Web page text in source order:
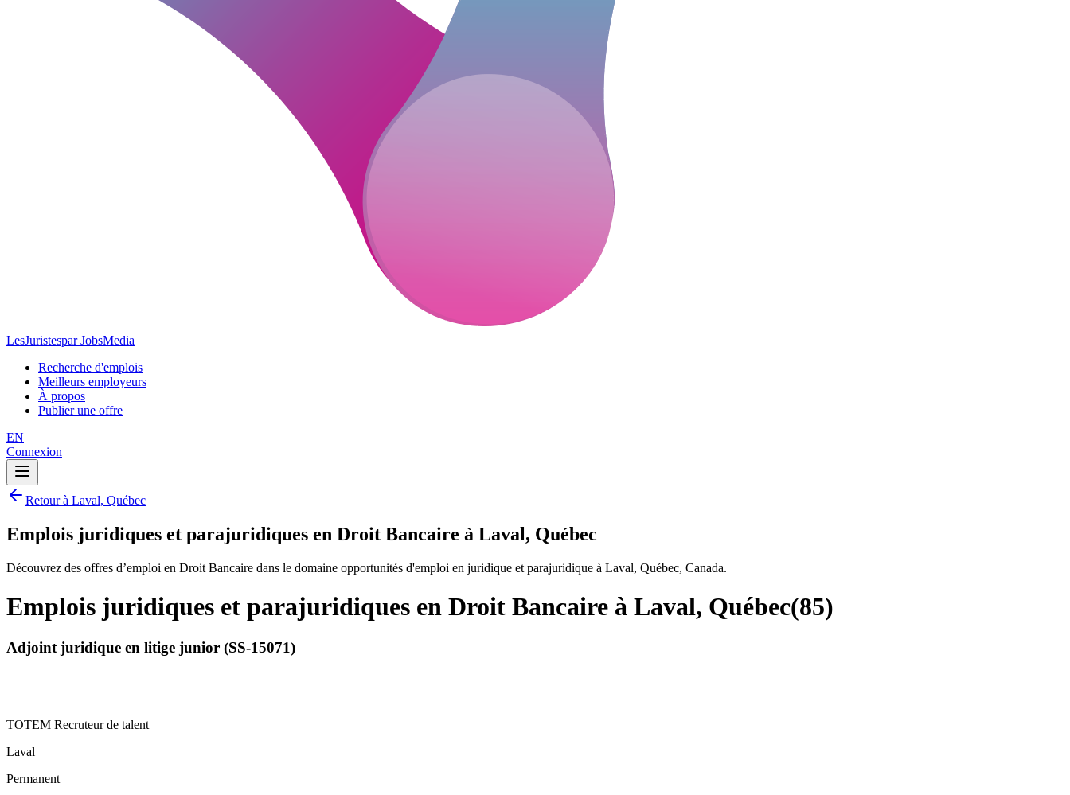
LesJuristespar JobsMedia
Recherche d'emplois
Meilleurs employeurs
À propos
Publier une offre
EN
Connexion
Retour à Laval, Québec
Emplois juridiques et parajuridiques en Droit Bancaire à Laval, Québec
Découvrez des offres d’emploi en Droit Bancaire dans le domaine opportunités d'emploi en juridique et parajuridique à Laval, Québec, Canada.
Emplois juridiques et parajuridiques en Droit Bancaire à Laval, Québec(85)
Adjoint juridique en litige junior (SS-15071)
TOTEM Recruteur de talent
Laval
Permanent